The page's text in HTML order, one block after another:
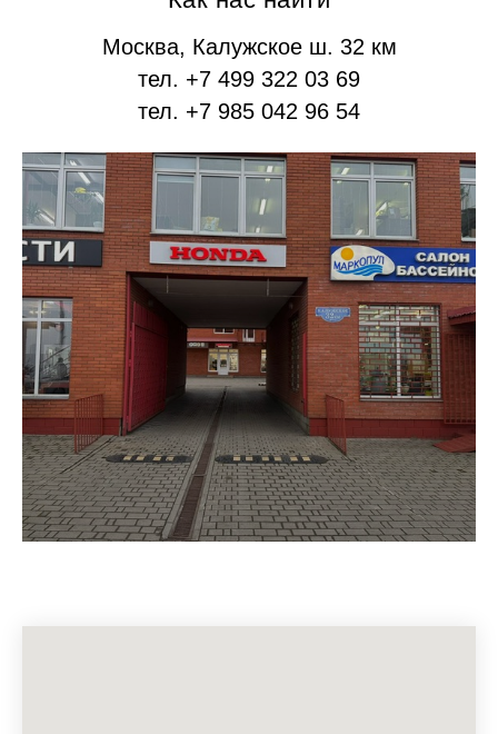
Москва, Калужское ш. 32 км
тел. +7 499 322 03 69
тел. +7 985 042 96 54